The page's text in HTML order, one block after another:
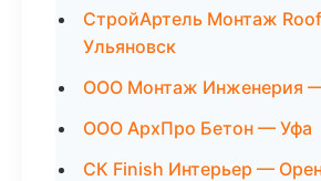
СтройАртель Монтаж
Ульяновск
ООО Монтаж Инженерия
ООО АрхПро Бетон — Уфа
СК Finish Интерьер —